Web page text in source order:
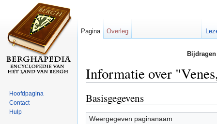
Informatie over
Basisgegevens
Weergegeven paginanaam
Pagina Overleg
Hoofdpagina
Contact
Hulp